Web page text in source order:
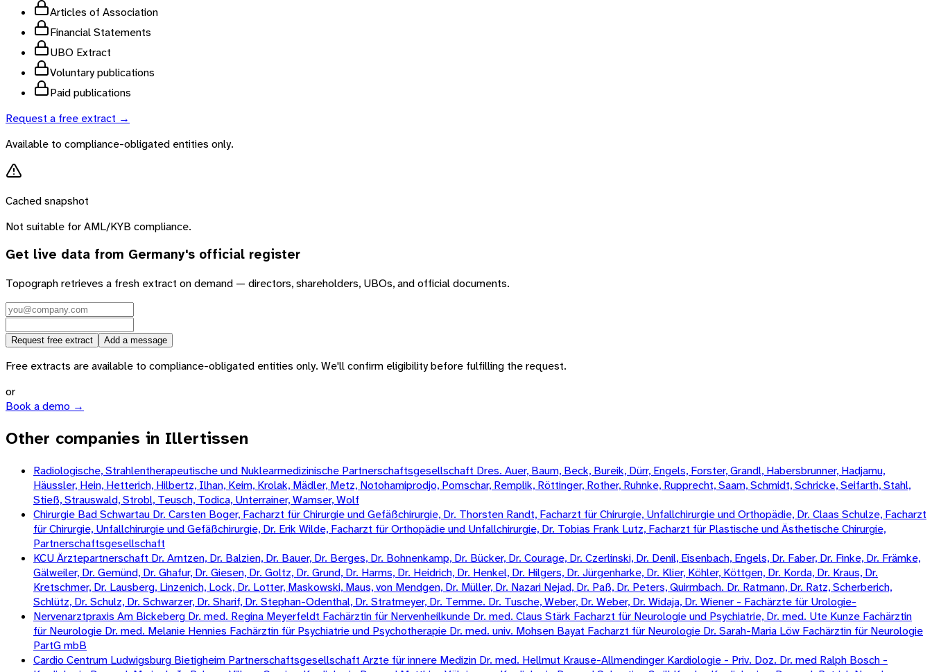
Articles of Association
Financial Statements
UBO Extract
Voluntary publications
Paid publications
Request a free extract →
Available to compliance-obligated entities only.
Cached snapshot
Not suitable for AML/KYB compliance.
Get live data from Germany's official register
Topograph retrieves a fresh extract on demand — directors, shareholders, UBOs, and official documents.
Request free extract Add a message
Free extracts are available to compliance-obligated entities only. We'll confirm eligibility before fulfilling the request.
or
Book a demo →
Other companies in Illertissen
Radiologische, Strahlentherapeutische und Nuklearmedizinische Partnerschaftsgesellschaft Dres. Auer, Baum, Beck, Bureik, Dürr, Engels, Forster, Grandl, Habersbrunner, Hadjamu,
Häussler, Hein, Hetterich, Hilbertz, Ilhan, Keim, Krolak, Mädler, Metz, Notohamiprodjo, Pomschar, Remplik, Röttinger, Rother, Ruhnke, Rupprecht, Saam, Schmidt, Schricke, Seifarth, Stahl,
Stieß, Strauswald, Strobl, Teusch, Todica, Unterrainer, Wamser, Wolf
Chirurgie Bad Schwartau Dr. Carsten Boger, Facharzt für Chirurgie und Gefäßchirurgie, Dr. Thorsten Randt, Facharzt für Chirurgie, Unfallchirurgie und Orthopädie, Dr. Claas Schulze, Facharzt
für Chirurgie, Unfallchirurgie und Gefäßchirurgie, Dr. Erik Wilde, Facharzt für Orthopädie und Unfallchirurgie, Dr. Tobias Frank Lutz, Facharzt für Plastische und Ästhetische Chirurgie,
Partnerschaftsgesellschaft
KCU Ärztepartnerschaft Dr. Arntzen, Dr. Balzien, Dr. Bauer, Dr. Berges, Dr. Bohnenkamp, Dr. Bücker, Dr. Courage, Dr. Czerlinski, Dr. Denil, Eisenbach, Engels, Dr. Faber, Dr. Finke, Dr. Främke,
Gälweiler, Dr. Gemünd, Dr. Ghafur, Dr. Giesen, Dr. Goltz, Dr. Grund, Dr. Harms, Dr. Heidrich, Dr. Henkel, Dr. Hilgers, Dr. Jürgenharke, Dr. Klier, Köhler, Köttgen, Dr. Korda, Dr. Kraus, Dr.
Kretschmer, Dr. Lausberg, Linzenich, Lock, Dr. Lotter, Maskowski, Maus, von Mendgen, Dr. Müller, Dr. Nazari Nejad, Dr. Paß, Dr. Peters, Quirmbach. Dr. Ratmann, Dr. Ratz, Scherberich,
Schlütz, Dr. Schulz, Dr. Schwarzer, Dr. Sharif, Dr. Stephan-Odenthal, Dr. Stratmeyer, Dr. Temme. Dr. Tusche, Weber, Dr. Weber, Dr. Widaja, Dr. Wiener - Fachärzte für Urologie-
Nervenarztpraxis Am Bickeberg Dr. med. Regina Meyerfeldt Fachärztin für Nervenheilkunde Dr. med. Claus Stärk Facharzt für Neurologie und Psychiatrie, Dr. med. Ute Kunze Fachärztin
für Neurologie Dr. med. Melanie Hennies Fachärztin für Psychiatrie und Psychotherapie Dr. med. univ. Mohsen Bayat Facharzt für Neurologie Dr. Sarah-Maria Löw Fachärztin für Neurologie
PartG mbB
Cardio Centrum Ludwigsburg Bietigheim Partnerschaftsgesellschaft Arzte für innere Medizin Dr. med. Hellmut Krause-Allmendinger Kardiologie - Priv. Doz. Dr. med Ralph Bosch -